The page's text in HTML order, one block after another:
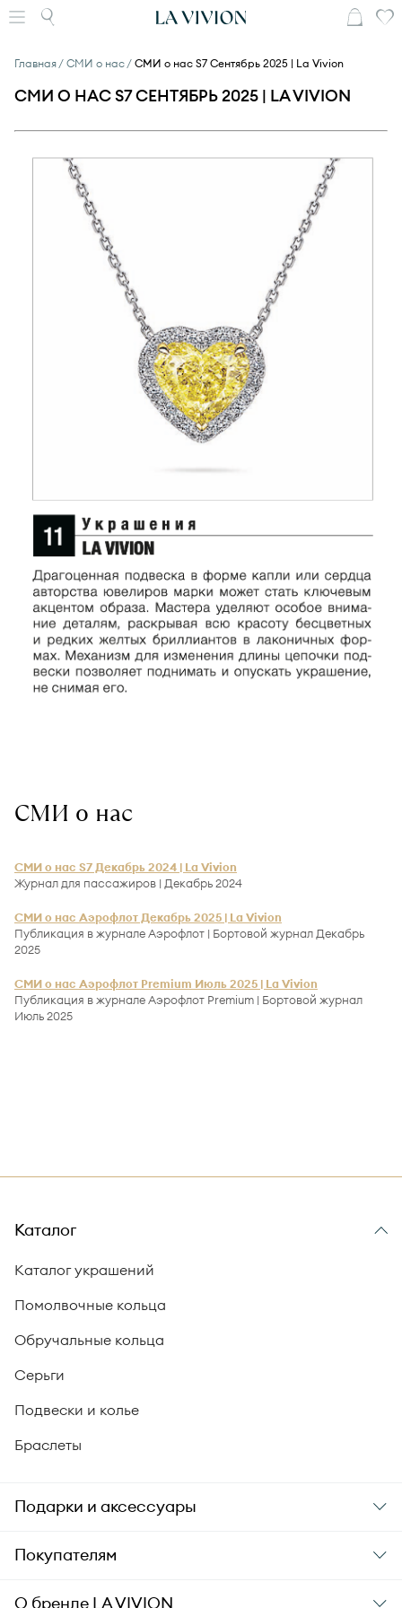
Главная СМИ о нас СМИ о нас S7 Сентябрь 2025 | La Vivion
СМИ О НАС S7 СЕНТЯБРЬ 2025 | LA VIVION
СМИ о нас
СМИ о нас S7 Декабрь 2024 | La Vivion
Журнал для пассажиров | Декабрь 2024
СМИ о нас Аэрофлот Декабрь 2025 | La Vivion
Публикация в журнале Аэрофлот | Бортовой журнал Декабрь
2025
СМИ о нас Аэрофлот Premium Июль 2025 | La Vivion
Публикация в журнале Аэрофлот Premium | Бортовой журнал
Июль 2025
Каталог
Каталог украшений
Помолвочные кольца
Обручальные кольца
Серьги
Подвески и колье
Браслеты
Подарки и аксессуары
Подарки
Покупателям
Заказ и оплата
О бренде LA VIVION